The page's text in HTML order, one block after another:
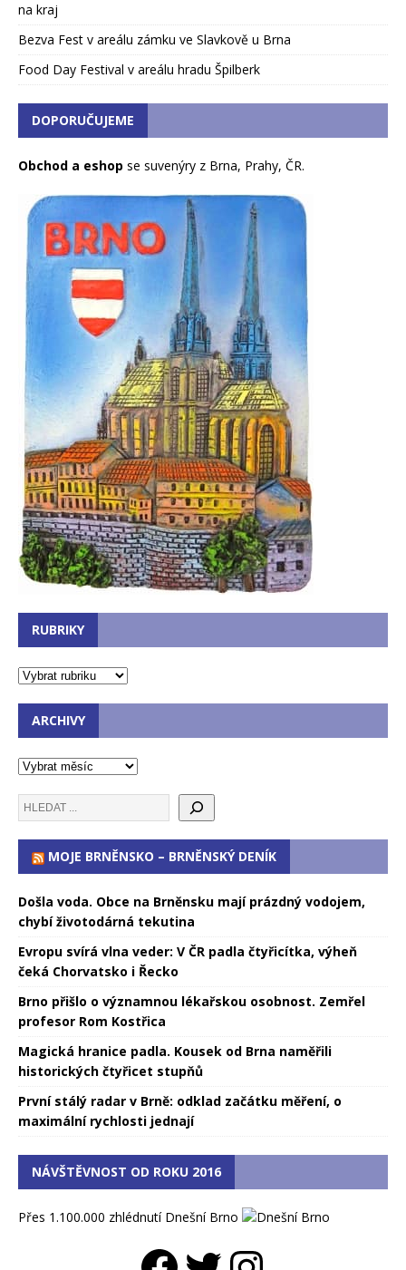
na kraj
Bezva Fest v areálu zámku ve Slavkově u Brna
Food Day Festival v areálu hradu Špilberk
DOPORUČUJEME
Obchod a eshop se suvenýry z Brna, Prahy, ČR.
RUBRIKY
ARCHIVY
MOJE BRNĚNSKO – BRNĚNSKÝ DENÍK
Došla voda. Obce na Brněnsku mají prázdný vodojem,
chybí životodárná tekutina
Evropu svírá vlna veder: V ČR padla čtyřicítka, výheň
čeká Chorvatsko i Řecko
Brno přišlo o významnou lékařskou osobnost. Zemřel
profesor Rom Kostřica
Magická hranice padla. Kousek od Brna naměřili
historických čtyřicet stupňů
První stálý radar v Brně: odklad začátku měření, o
maximální rychlosti jednají
NÁVŠTĚVNOST OD ROKU 2016
Přes 1.100.000 zhlédnutí Dnešní Brno